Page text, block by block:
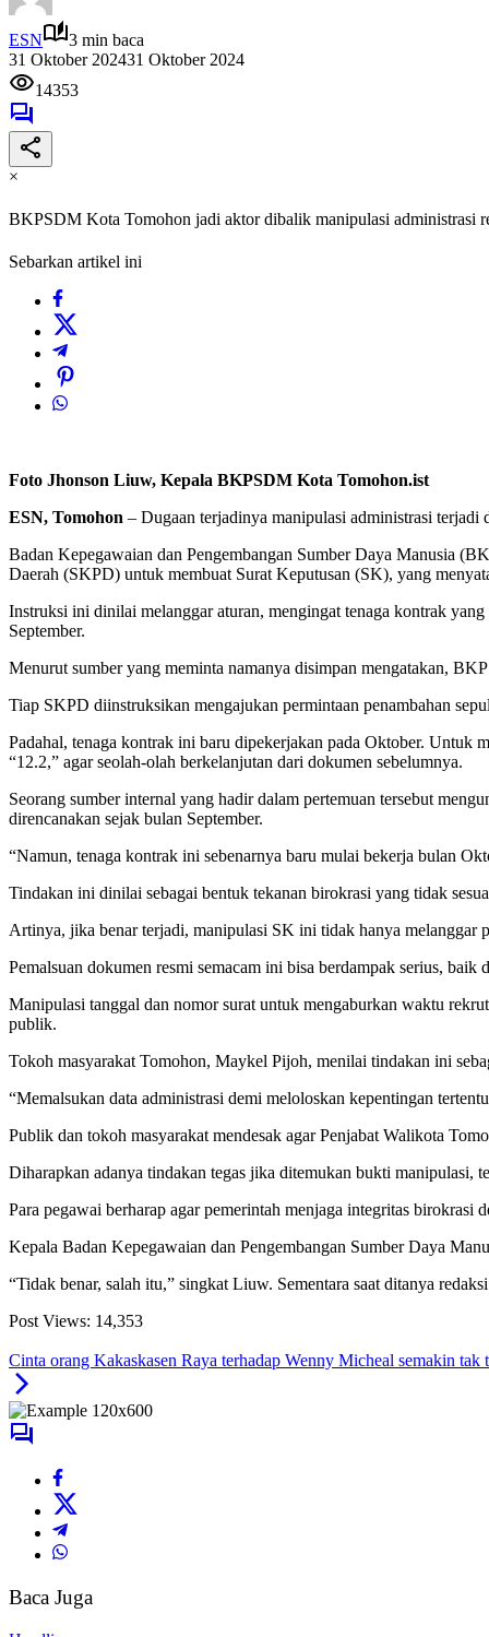
ESN
3 min baca
31 Oktober 202431 Oktober 2024
14353
×
BKPSDM Kota Tomohon jadi aktor dibalik manipulasi administrasi
Sebarkan artikel ini
Foto Jhonson Liuw, Kepala BKPSDM Kota Tomohon.ist
ESN, Tomohon – Dugaan terjadinya manipulasi administrasi
Badan Kepegawaian dan Pengembangan Sumber Daya Manusia
Daerah (SKPD) untuk membuat Surat Keputusan (SK), yang
Instruksi ini dinilai melanggar aturan, mengingat tenaga kontrak
September.
Menurut sumber yang meminta namanya disimpan mengatakan,
Tiap SKPD diinstruksikan mengajukan permintaan penambahan
Padahal, tenaga kontrak ini baru dipekerjakan pada Oktober. Untuk
“12.2,” agar seolah-olah berkelanjutan dari dokumen sebelumnya.
Seorang sumber internal yang hadir dalam pertemuan tersebut
direncanakan sejak bulan September.
“Namun, tenaga kontrak ini sebenarnya baru mulai bekerja bulan
Tindakan ini dinilai sebagai bentuk tekanan birokrasi yang tidak
Artinya, jika benar terjadi, manipulasi SK ini tidak hanya melanggar
Pemalsuan dokumen resmi semacam ini bisa berdampak serius,
Manipulasi tanggal dan nomor surat untuk mengaburkan waktu
publik.
Tokoh masyarakat Tomohon, Maykel Pijoh, menilai tindakan ini
“Memalsukan data administrasi demi meloloskan kepentingan
Publik dan tokoh masyarakat mendesak agar Penjabat Walikota
Diharapkan adanya tindakan tegas jika ditemukan bukti manipulasi,
Para pegawai berharap agar pemerintah menjaga integritas birokrasi
Kepala Badan Kepegawaian dan Pengembangan Sumber Daya
“Tidak benar, salah itu,” singkat Liuw. Sementara saat ditanya
Post Views: 14,353
Cinta orang Kakaskasen Raya terhadap Wenny Micheal semakin tak
Baca Juga